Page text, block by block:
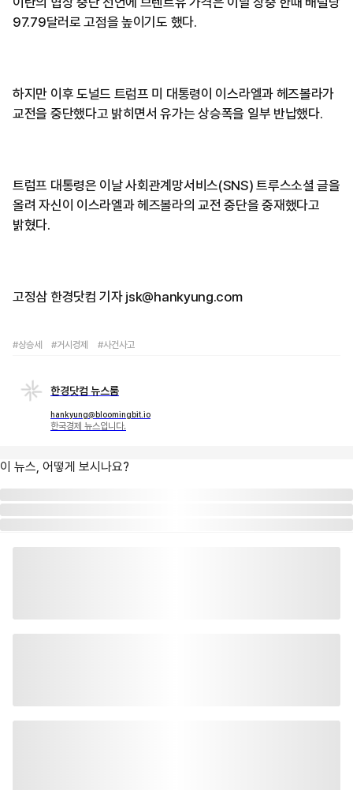
97.79달러로 고점을 높이기도 했다.
하지만 이후 도널드 트럼프 미 대통령이 이스라엘과 헤즈볼라가
교전을 중단했다고 밝히면서 유가는 상승폭을 일부 반납했다.
트럼프 대통령은 이날 사회관계망서비스(SNS) 트루스소셜 글을
올려 자신이 이스라엘과 헤즈볼라의 교전 중단을 중재했다고
밝혔다.
고정삼 한경닷컴 기자 jsk@hankyung.com
#상승세 #거시경제 #사건사고
한경닷컴 뉴스룸
hankyung@bloomingbit.io
한국경제 뉴스입니다.
이 뉴스, 어떻게 보시나요?